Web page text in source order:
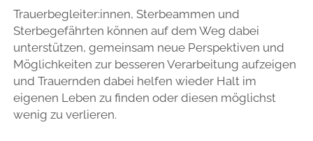
Trauerbegleiter:innen, Sterbeammen und
Sterbegefährten können auf dem Weg dabei
unterstützen, gemeinsam neue Perspektiven und
Möglichkeiten zur besseren Verarbeitung aufzeigen
und Trauernden dabei helfen wieder Halt im
eigenen Leben zu finden oder diesen möglichst
wenig zu verlieren.